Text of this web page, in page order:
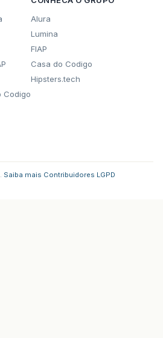
Codigo
Alura
Lumina
FIAP
Casa do Codigo
Hipsters.tech
Saiba mais Contribuidores LGPD